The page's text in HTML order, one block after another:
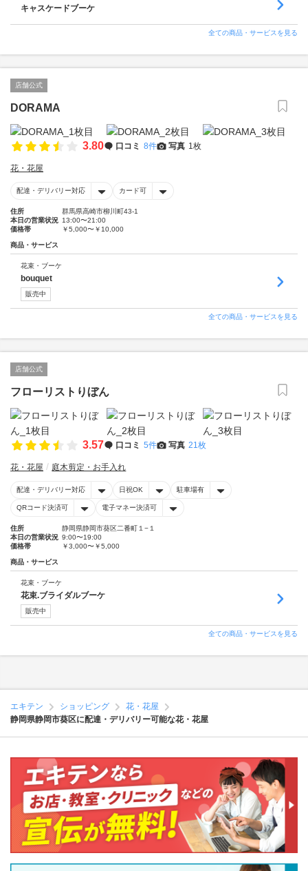
キャスケードブーケ
全ての商品・サービスを見る
店舗公式
DORAMA
3.80 口コミ 8件 写真 1枚
花・花屋
配達・デリバリー対応 カード可
住所
群馬県高崎市柳川町43-1
本日の営業状況 13:00〜21:00
価格帯
￥5,000〜￥10,000
商品・サービス
花束・ブーケ
bouquet
販売中
全ての商品・サービスを見る
店舗公式
フローリストりぼん
3.57 口コミ 5件 写真 21枚
花・花屋 庭木剪定・お手入れ
配達・デリバリー対応 日祝OK 駐車場有
QRコード決済可 電子マネー決済可
住所
静岡県静岡市葵区二番町１−１
本日の営業状況 9:00〜19:00
価格帯
￥3,000〜￥5,000
商品・サービス
花束・ブーケ
花束.ブライダルブーケ
販売中
全ての商品・サービスを見る
エキテン ショッピング
花・花屋
静岡県静岡市葵区に配達・デリバリー可能な花・花屋